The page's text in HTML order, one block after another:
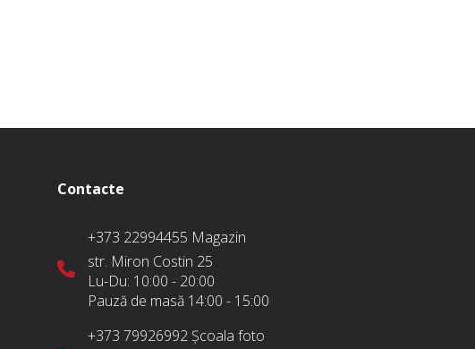
Contacte
+373 22994455 Magazin
str. Miron Costin 25
Lu-Du: 10:00 - 20:00
Pauză de masă 14:00 - 15:00
+373 79926992 Școala foto